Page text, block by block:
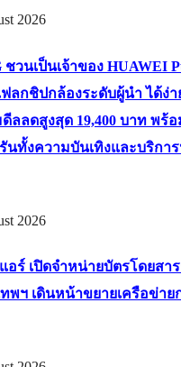
2026
ชวนเป็นเจ้าของ HUAWEI
ฟลกชิปกล้องระดับผู้นำ ได้ง่
ดีลลดสูงสุด 19,400 บาท พร้
นทั้งความบันเทิงและบริกา
2026
อร์ เปิดจำหน่ายบัตรโดยสา
ทพฯ เดินหน้าขยายเครือข่าย